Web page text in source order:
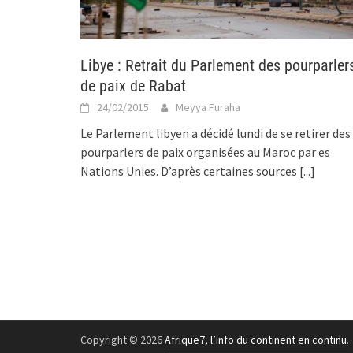
Libye : Retrait du Parlement des
de paix de Rabat
24/02/2015 Meyya Furaha
Le Parlement libyen a décidé lundi de se retirer des
pourparlers de paix organisées au Maroc par es
Nations Unies. D’après certaines sources [...]
Copyright © 2026Afrique7, l’info du continent en continu.